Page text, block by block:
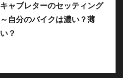
キャブレターのセッティング
～自分のバイクは濃い？薄
い？